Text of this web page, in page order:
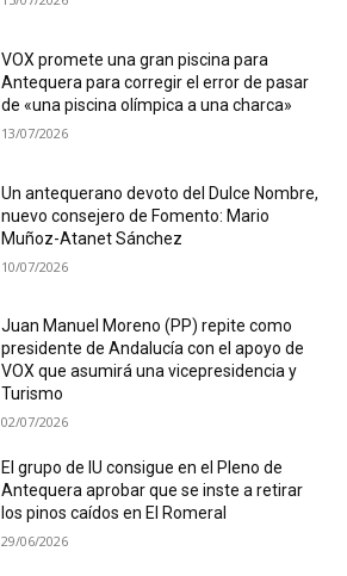
VOX promete una gran piscina para
Antequera para corregir el error de pasar
de «una piscina olímpica a una charca»
13/07/2026
Un antequerano devoto del Dulce Nombre,
nuevo consejero de Fomento: Mario
Muñoz-Atanet Sánchez
10/07/2026
Juan Manuel Moreno (PP) repite como
presidente de Andalucía con el apoyo de
VOX que asumirá una vicepresidencia y
Turismo
02/07/2026
El grupo de IU consigue en el Pleno de
Antequera aprobar que se inste a retirar
los pinos caídos en El Romeral
29/06/2026